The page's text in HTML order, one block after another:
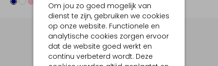
Om jou zo goed mogelijk van
dienst te zijn, gebruiken we cookies
op onze website. Functionele en
analytische cookies zorgen ervoor
dat de website goed werkt en
continu verbeterd wordt. Deze